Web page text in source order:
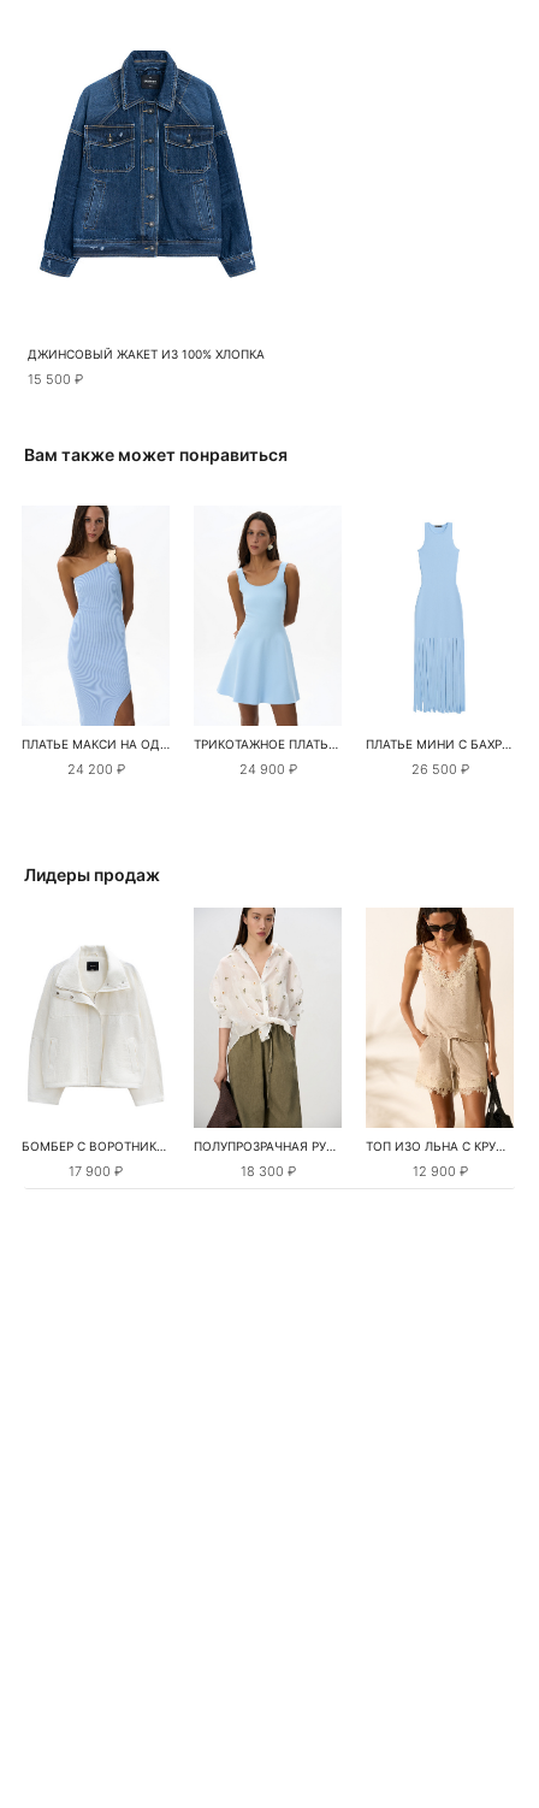
ДЖИНСОВЫЙ ЖАКЕТ ИЗ 100% ХЛОПКА
15 500 ₽
Вам также может понравиться
ПЛАТЬЕ МАКСИ НА ОДНО ПЛЕЧО
24 200 ₽
ТРИКОТАЖНОЕ ПЛАТЬЕ МИНИ
24 900 ₽
ПЛАТЬЕ МИНИ С БАХРОМОЙ
26 500 ₽
Лидеры продаж
БОМБЕР С ВОРОТНИКОМ-СТОЙКОЙ
17 900 ₽
ПОЛУПРОЗРАЧНАЯ РУБАШКА С РОМАШКАМИ
18 300 ₽
ТОП ИЗО ЛЬНА С КРУЖЕВОМ
12 900 ₽